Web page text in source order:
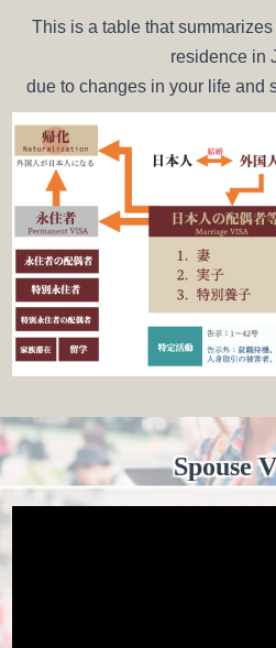
This is a table that
residence in
due to changes in your life and
Spouse